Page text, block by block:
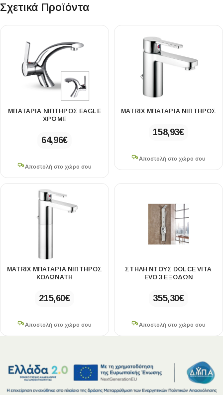
Σχετικά Προϊόντα
ΜΠΑΤΑΡΙΑ ΝΙΠΤΗΡΟΣ EAGLE
ΧΡΩΜΕ
64,96€
Αποστολή στο χώρο σου
MATRIX ΜΠΑΤΑΡΙΑ ΝΙΠΤΗΡΟΣ
158,93€
Αποστολή στο χώρο σου
MATRIX ΜΠΑΤΑΡΙΑ ΝΙΠΤΗΡΟΣ
ΚΟΛΩΝΑΤΗ
215,60€
Αποστολή στο χώρο σου
ΣΤΗΛΗ ΝΤΟΥΣ DOLCE VITA
EVO 3 ΕΞΟΔΩΝ
355,30€
Αποστολή στο χώρο σου